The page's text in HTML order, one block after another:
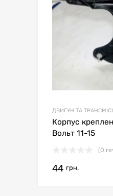
ДВИГУН ТА
Корпус
Вольт 11-15
(0
44 грн.